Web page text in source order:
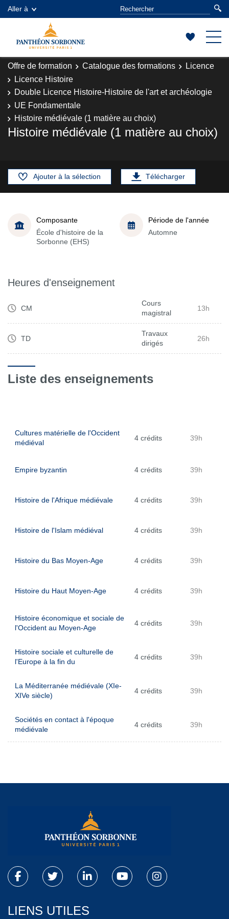
Aller à
Offre de formation Catalogue des formations
Licence
Licence Histoire
Double Licence Histoire-Histoire de l'art et archéologie
UE Fondamentale
Histoire médiévale (1 matière au choix)
Histoire médiévale (1 matière au choix)
Ajouter à la sélection Télécharger
Composante
École d'histoire de la
Sorbonne (EHS)
Période de l'année
Automne
Heures d'enseignement
CM
Cours
magistral
13h
TD
Travaux
dirigés
26h
Liste des enseignements
Cultures matérielle de l'Occident
médiéval
4 crédits 39h
Empire byzantin 4 crédits 39h
Histoire de l'Afrique médiévale 4 crédits 39h
Histoire de l'Islam médiéval 4 crédits 39h
Histoire du Bas Moyen-Age 4 crédits 39h
Histoire du Haut Moyen-Age 4 crédits 39h
Histoire économique et sociale de
l'Occident au Moyen-Age
4 crédits 39h
Histoire sociale et culturelle de
l'Europe à la fin du
4 crédits 39h
La Méditerranée médiévale (XIe-
XIVe siècle)
4 crédits 39h
Sociétés en contact à l'époque
médiévale
4 crédits 39h
LIENS UTILES